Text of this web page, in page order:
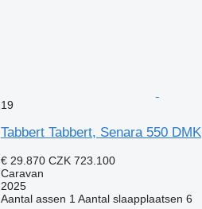
19
Tabbert Tabbert, Senara 550 DMK
€ 29.870 CZK 723.100
Caravan
2025
Aantal assen 1 Aantal slaapplaatsen 6